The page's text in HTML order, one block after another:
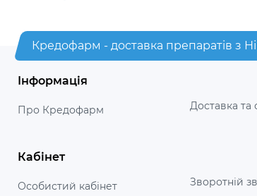
Кредофарм - доставка препаратів з
Інформація
Про Кредофарм Доставка та
Кабінет
Особистий кабінет Зворотній